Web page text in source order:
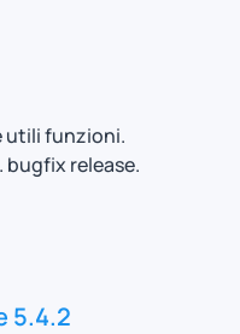
utili funzioni.
bugfix release.
5.4.2